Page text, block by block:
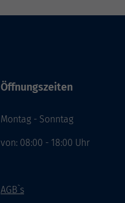
Öffnungszeiten
Montag - Sonntag
von: 08:00 - 18:00 Uhr
AGB`s